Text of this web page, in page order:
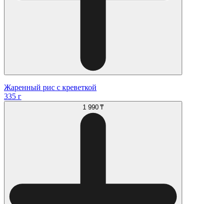
Жаренный рис с креветкой
335 г
1 990 ₸